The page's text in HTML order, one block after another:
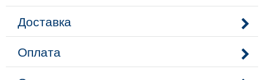
Доставка
Оплата